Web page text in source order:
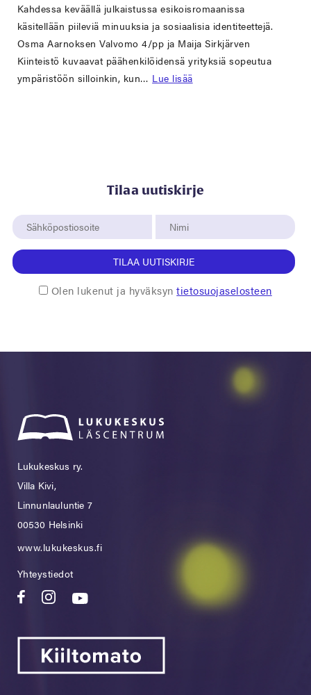
Kahdessa keväällä julkaistussa esikoisromaanissa
käsitellään piileviä minuuksia ja sosiaalisia identiteettejä.
Osma Aarnoksen Valvomo 4/pp ja Maija Sirkjärven
Kiinteistö kuvaavat päähenkilöidensä yrityksiä sopeutua
ympäristöön silloinkin, kun… Lue lisää
Tilaa uutiskirje
TILAA UUTISKIRJE
Olen lukenut ja hyväksyntietosuojaselosteen
Lukukeskus ry.
Villa Kivi,
Linnunlauluntie 7
00530 Helsinki
www.lukukeskus.fi
Yhteystiedot